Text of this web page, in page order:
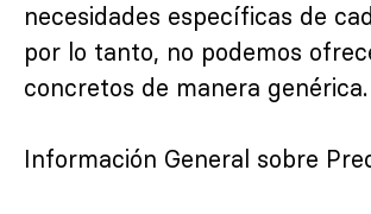
necesidades específicas de
por lo tanto, no podemos
concretos de manera genérica.
Información General sobre